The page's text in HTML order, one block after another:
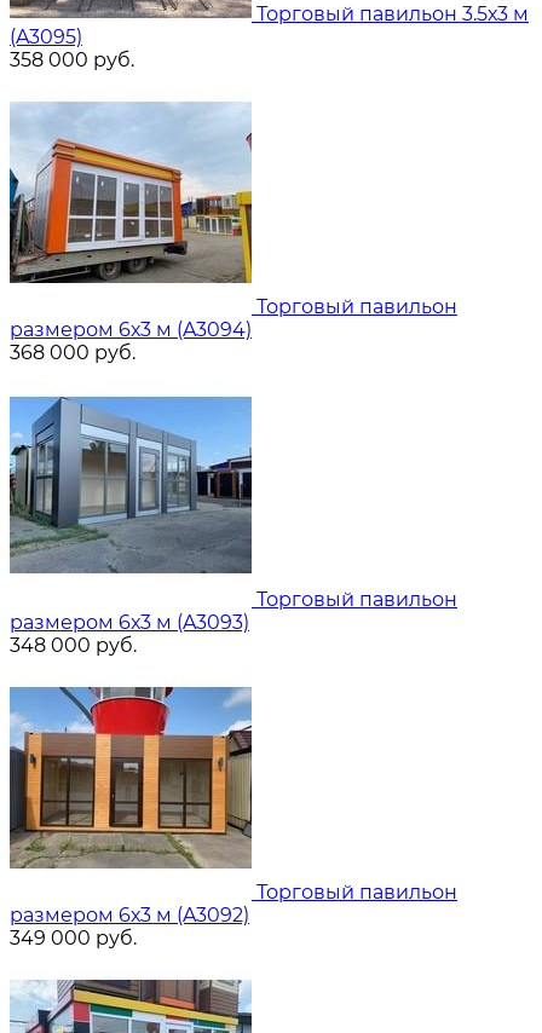
Торговый павильон 3.5х3 м
(A3095)
358 000 руб.
Торговый павильон
размером 6х3 м (A3094)
368 000 руб.
Торговый павильон
размером 6х3 м (A3093)
348 000 руб.
Торговый павильон
размером 6х3 м (A3092)
349 000 руб.